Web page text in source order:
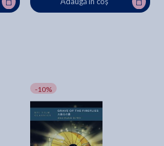
-10%